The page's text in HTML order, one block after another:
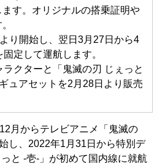
す。オリジナルの搭乗証明や
り開始し、翌日3月27日から4
定して運航します。
ラクターと「鬼滅の刃 じぇっと
ュアセットを2月28日より販売
月からテレビアニメ「鬼滅の
し、2022年1月31日から特別デ
と -壱-」が初めて国内線に就航